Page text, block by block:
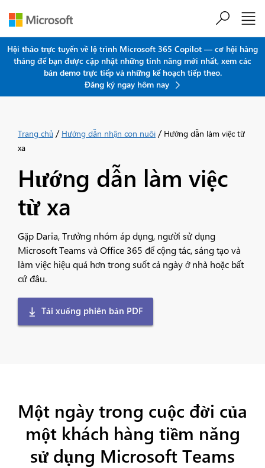
Hội thảo trực tuyến về lộ trình Microsoft 365 Copilot — cơ hội hàng
tháng để bạn được cập nhật những tính năng mới nhất, xem các
bản demo trực tiếp và những kế hoạch tiếp theo.
Đăng ký ngay hôm nay
Trang chủ / Hướng dẫn nhận con nuôi / Hướng dẫn làm việc từ
xa
Hướng dẫn làm việc
từ xa
Gặp Daria, Trưởng nhóm áp dụng, người sử dụng
Microsoft Teams và Office 365 để cộng tác, sáng tạo và
làm việc hiệu quả hơn trong suốt cả ngày ở nhà hoặc bất
cứ đâu.
Tải xuống phiên bản PDF
Một ngày trong cuộc đời của
một khách hàng tiềm năng
sử dụng Microsoft Teams